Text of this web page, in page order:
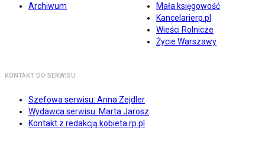
Archiwum
Mała księgowość
Kancelarierp.pl
Wieści Rolnicze
Życie Warszawy
KONTAKT DO SERWISU
Szefowa serwisu: Anna Zejdler
Wydawca serwisu: Marta Jarosz
Kontakt z redakcją kobieta.rp.pl